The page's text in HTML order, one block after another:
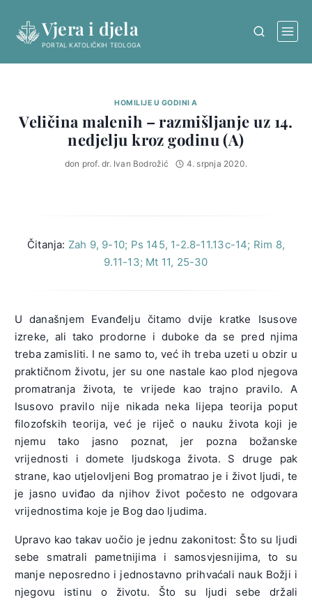
content
Vjera i djela
PORTAL KATOLIČKIH TEOLOGA
HOMILIJE U GODINI A
Veličina malenih – razmišljanje uz 14.
nedjelju kroz godinu (A)
don prof. dr. Ivan Bodrožić 4. srpnja 2020.
Čitanja: Zah 9, 9-10; Ps 145, 1-2.8-11.13c-14; Rim 8,
9.11-13; Mt 11, 25-30
U današnjem Evanđelju čitamo dvije kratke Isusove
izreke, ali tako prodorne i duboke da se pred njima
treba zamisliti. I ne samo to, već ih treba uzeti u obzir u
praktičnom životu, jer su one nastale kao plod njegova
promatranja života, te vrijede kao trajno pravilo. A
Isusovo pravilo nije nikada neka lijepa teorija poput
filozofskih teorija, već je riječ o nauku života koji je
njemu tako jasno poznat, jer pozna božanske
vrijednosti i domete ljudskoga života. S druge pak
strane, kao utjelovljeni Bog promatrao je i život ljudi, te
je jasno uviđao da njihov život počesto ne odgovara
vrijednostima koje je Bog dao ljudima.
Upravo kao takav uočio je jednu zakonitost: Što su ljudi
sebe smatrali pametnijima i samosvjesnijima, to su
manje neposredno i jednostavno prihvaćali nauk Božji i
njegovu istinu o životu. Što su ljudi sebe držali